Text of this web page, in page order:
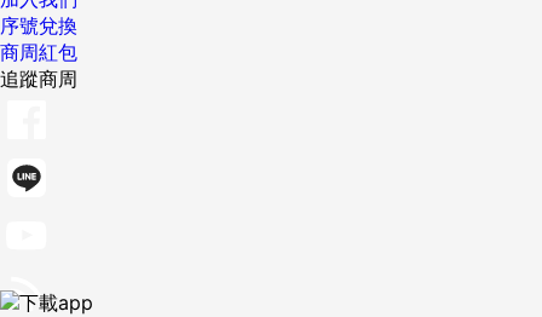
序號兌換
商周紅包
追蹤商周